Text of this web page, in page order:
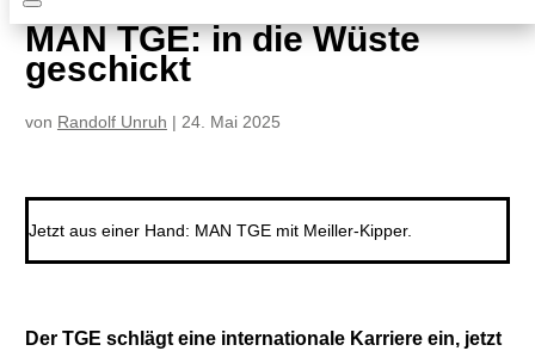
MAN TGE: in die Wüste
geschickt
von Randolf Unruh | 24. Mai 2025
Jetzt aus einer Hand: MAN TGE mit Meiller-Kipper.
Der TGE schlägt eine internationale Karriere ein, jetzt